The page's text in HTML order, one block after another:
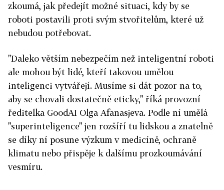
zkoumá, jak předejít možné situaci, kdy by se
roboti postavili proti svým stvořitelům, které už
nebudou potřebovat.
"Daleko větším nebezpečím než inteligentní roboti
ale mohou být lidé, kteří takovou umělou
inteligenci vytvářejí. Musíme si dát pozor na to,
aby se chovali dostatečně eticky," říká provozní
ředitelka GoodAI Olga Afanasjeva. Podle ní umělá
"superinteligence" jen rozšíří tu lidskou a znatelně
se díky ní posune výzkum v medicíně, ochraně
klimatu nebo přispěje k dalšímu prozkoumávání
vesmíru.